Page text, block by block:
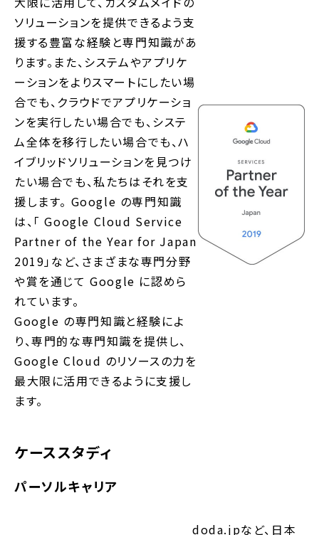
ソリューションを提供できるよう支
援する豊富な経験と専門知識があ
ります。また、システムやアプリケ
ーションをよりスマートにしたい場
合でも、クラウドでアプリケーショ
ンを実行したい場合でも、システ
ム全体を移行したい場合でも、ハ
イブリッドソリューションを見つけ
たい場合でも、私たちはそれを支
援します。 Google の専門知識
は、「 Google Cloud Service
Partner of the Year for Japan
2019」など、さまざまな専門分野
や賞を通じて Google に認めら
れています。
Google の専門知識と経験によ
り、専門的な専門知識を提供し、
Google Cloud のリソースの力を
最大限に活用できるように支援し
ます。
ケーススタディ
パーソルキャリア
doda.jpなど、日本